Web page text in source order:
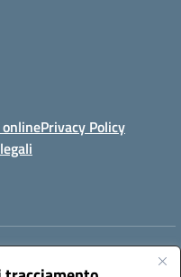
Privacy Policy